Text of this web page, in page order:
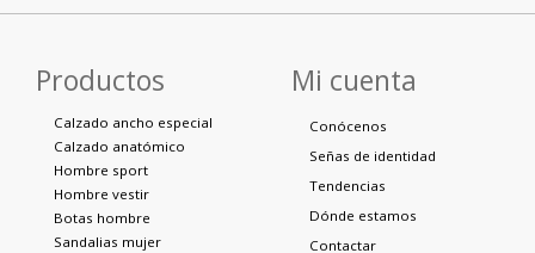
Productos
Calzado ancho especial
Calzado anatómico
Hombre sport
Hombre vestir
Botas hombre
Sandalias mujer
Mi cuenta
Conócenos
Señas de identidad
Tendencias
Dónde estamos
Contactar